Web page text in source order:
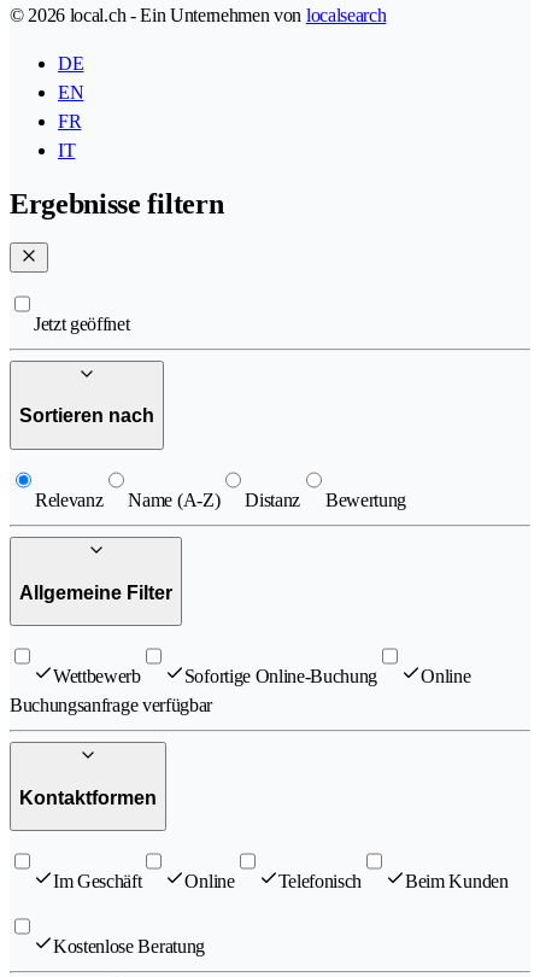
© 2026 local.ch - Ein Unternehmen von localsearch
DE
EN
FR
IT
Ergebnisse filtern
Jetzt geöffnet
Sortieren nach
Relevanz Name (A-Z) Distanz Bewertung
Allgemeine Filter
Wettbewerb Sofortige Online-Buchung
Online
Buchungsanfrage verfügbar
Kontaktformen
Im Geschäft Online Telefonisch Beim Kunden
Kostenlose Beratung